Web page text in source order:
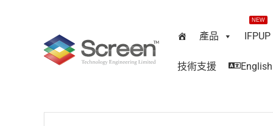
產品
NEW
IFPUP
技術支援 English